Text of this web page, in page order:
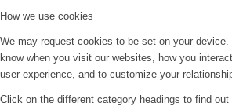
How we use cookies
We may request cookies to be set on your
know when you visit our websites, how you
user experience, and to customize your
Click on the different category headings to find